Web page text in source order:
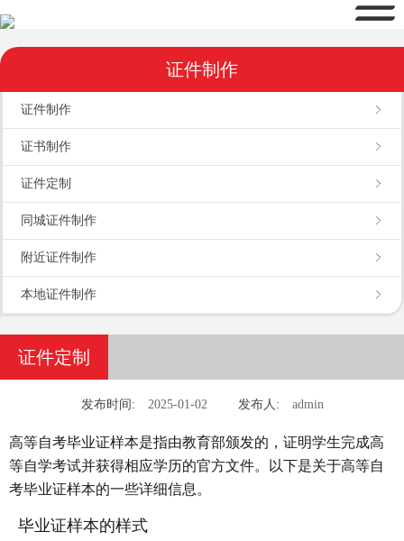
证件制作
证件制作
证书制作
证件定制
同城证件制作
附近证件制作
本地证件制作
证件定制
发布时间: 2025-01-02 发布人: admin
高等自考毕业证样本是指由教育部颁发的，证明学生完成高
等自学考试并获得相应学历的官方文件。以下是关于高等自
考毕业证样本的一些详细信息。
毕业证样本的样式